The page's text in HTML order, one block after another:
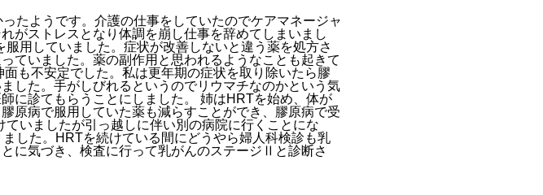
たようです。介護の仕事をしていたのでケアマネージャ
がストレスとなり体調を崩し仕事を辞めてしまいまし
用していました。症状が改善しないと違う薬を処方さ
ていました。薬の副作用と思われるようなことも起きて
も不安定でした。私は更年期の症状を取り除いたら膠
した。手がしびれるというのでリウマチなのかという気
に診てもらうことにしました。 姉はHRTを始め、体が
原病で服用していた薬も減らすことができ、膠原病で受
いましたが引っ越しに伴い別の病院に行くことにな
した。HRTを続けている間にどうやら婦人科検診も乳
に気づき、検査に行って乳がんのステージⅡと診断さ